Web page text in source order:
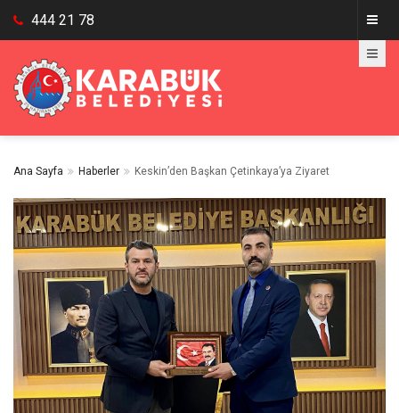
444 21 78
Ana Sayfa Haberler Keskin’den Başkan Çetinkaya’ya Ziyaret